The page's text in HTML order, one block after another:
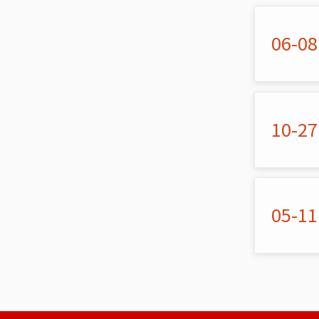
06-08
10-27
05-11